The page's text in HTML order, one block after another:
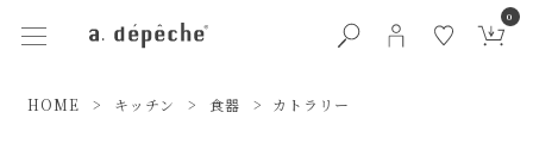
0
HOME キッチン 食器 カトラリー